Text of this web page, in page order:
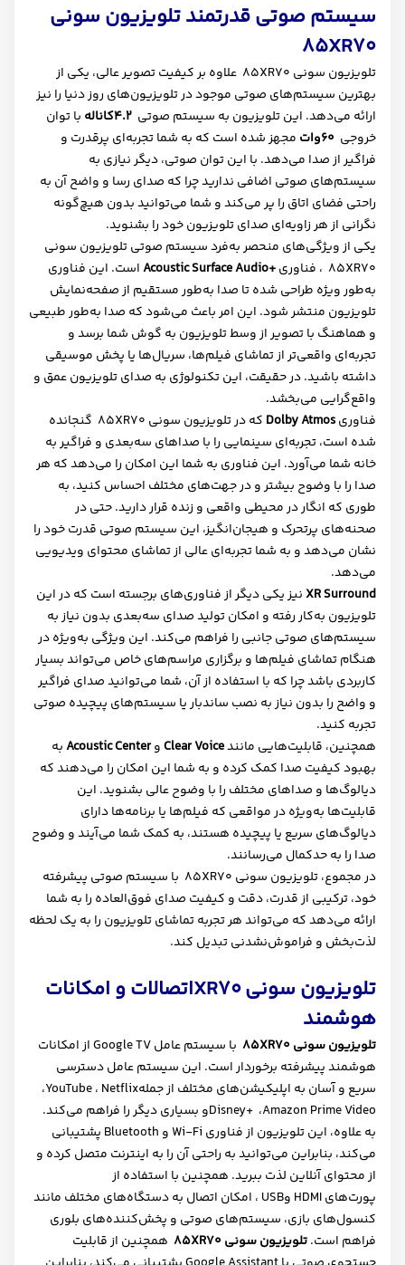
سیستم صوتی قدرتمند تلویزیون سونی
XR70
85
تلویزیون سونی XR70
85 علاوه بر کیفیت تصویر عالی، یکی از
بهترین سیستم‌های صوتی موجود در تلویزیون‌های روز دنیا را نیز
ارائه می‌دهد. این تلویزیون به سیستم صوتی 4.2کاناله با توان
خروجی 60وات مجهز شده است که به شما تجربه‌ای پرقدرت و
فراگیر از صدا می‌دهد. با این توان صوتی، دیگر نیازی به
سیستم‌های صوتی اضافی ندارید چرا که صدای رسا و واضح آن به
راحتی فضای اتاق را پر می‌کند و شما می‌توانید بدون هیچ‌گونه
نگرانی از هر زاویه‌ای صدای تلویزیون خود را بشنوید.
یکی از ویژگی‌های منحصر به‌فرد سیستم صوتی تلویزیون سونی
XR7085 ، فناوری Acoustic Surface Audio+است. این فناوری
به‌طور ویژه طراحی شده تا صدا به‌طور مستقیم از صفحه‌نمایش
تلویزیون منتشر شود. این امر باعث می‌شود که صدا به‌طور طبیعی
و هماهنگ با تصویر از وسط تلویزیون به گوش شما برسد و
تجربه‌ای واقعی‌تر از تماشای فیلم‌ها، سریال‌ها یا پخش موسیقی
داشته باشید. در حقیقت، این تکنولوژی به صدای تلویزیون عمق و
واقع‌گرایی می‌بخشد.
فناوریDolby Atmos که در تلویزیون سونی XR70
85 گنجانده
شده است، تجربه‌ای سینمایی را با صداهای سه‌بعدی و فراگیر به
خانه شما می‌آورد. این فناوری به شما این امکان را می‌دهد که هر
صدا را با وضوح بیشتر و در جهت‌های مختلف احساس کنید، به
طوری که انگار در محیطی واقعی و زنده قرار دارید. حتی در
صحنه‌های پرتحرک و هیجان‌انگیز، این سیستم صوتی قدرت خود را
نشان می‌دهد و به شما تجربه‌ای عالی از تماشای محتوای ویدیویی
می‌دهد.
XR Surroundنیز یکی دیگر از فناوری‌های برجسته است که در این
تلویزیون به‌کار رفته و امکان تولید صدای سه‌بعدی بدون نیاز به
سیستم‌های صوتی جانبی را فراهم می‌کند. این ویژگی به‌ویژه در
هنگام تماشای فیلم‌ها و برگزاری مراسم‌های خاص می‌تواند بسیار
کاربردی باشد چرا که با استفاده از آن، شما می‌توانید صدای فراگیر
و واضح را بدون نیاز به نصب ساندبار یا سیستم‌های پیچیده صوتی
تجربه کنید.
همچنین، قابلیت‌هایی مانندClear VoiceوAcoustic Centerبه
بهبود کیفیت صدا کمک کرده و به شما این امکان را می‌دهند که
دیالوگ‌ها و صداهای مختلف را با وضوح عالی بشنوید. این
قابلیت‌ها به‌ویژه در مواقعی که فیلم‌ها یا برنامه‌ها دارای
دیالوگ‌های سریع یا پیچیده هستند، به کمک شما می‌آیند و وضوح
صدا را به حدکمال می‌رسانند.
در مجموع، تلویزیون سونی XR70
85 با سیستم صوتی پیشرفته
خود، ترکیبی از قدرت، دقت و کیفیت صدای فوق‌العاده را به شما
ارائه می‌دهد که می‌تواند هر تجربه تماشای تلویزیون را به یک لحظه
لذت‌بخش و فراموش‌نشدنی تبدیل کند.
تلویزیون سونیXR70اتصالات و امکانات
هوشمند
تلویزیون سونیXR70
85 با سیستم عاملGoogle TVاز امکانات
هوشمند پیشرفته برخوردار است. این سیستم عامل دسترسی
سریع و آسان به اپلیکیشن‌های مختلف از جملهNetflix ،YouTube،
Amazon Prime Video، Disney+و بسیاری دیگر را فراهم می‌کند.
به علاوه، این تلویزیون از فناوری Wi-Fiو Bluetooth پشتیبانی
می‌کند، بنابراین می‌توانید به راحتی آن را به اینترنت متصل کرده و
از محتوای آنلاین لذت ببرید. همچنین با استفاده از
پورت‌هایHDMI وUSB ، امکان اتصال به دستگاه‌های مختلف مانند
کنسول‌های بازی، سیستم‌های صوتی و پخش‌کننده‌های بلوری
فراهم است.تلویزیون سونیXR70
85 همچنین از قابلیت